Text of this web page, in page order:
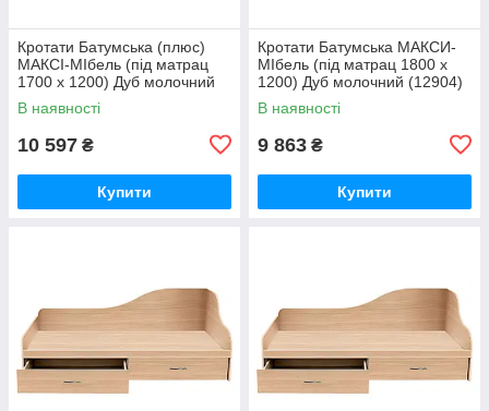
Кротати Батумська (плюс)
МАКСІ-МІбель (під матрац
1700 х 1200) Дуб молочний
(12903)
В наявності
10 597 ₴
Купити
Кротати Батумська MАКСИ-
МІбель (під матрац 1800 x
1200) Дуб молочний (12904)
В наявності
9 863 ₴
Купити